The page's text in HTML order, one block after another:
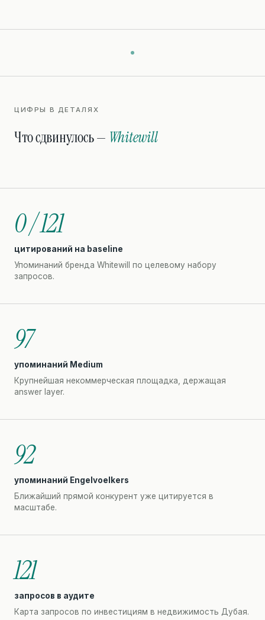
ЦИФРЫ В ДЕТАЛЯХ
Что сдвинулось — Whitewill
0 / 121
цитирований на baseline
Упоминаний бренда Whitewill по целевому набору
запросов.
97
упоминаний Medium
Крупнейшая некоммерческая площадка, держащая
answer layer.
92
упоминаний Engelvoelkers
Ближайший прямой конкурент уже цитируется в
масштабе.
121
запросов в аудите
Карта запросов по инвестициям в недвижимость Дубая.